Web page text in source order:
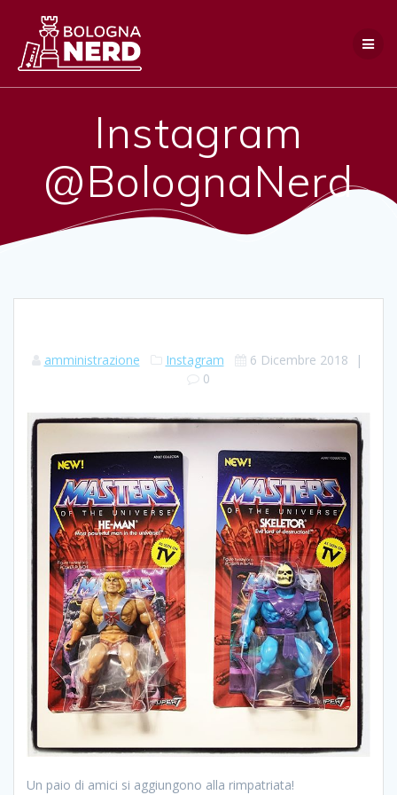
Instagram
@BolognaNerd
amministrazione Instagram 6 Dicembre 2018 |
0
Un paio di amici si aggiungono alla rimpatriata!